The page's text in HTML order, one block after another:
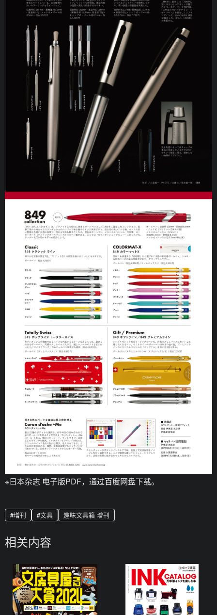
※日本杂志 电子版PDF，通过百度网盘下载。
增刊 文具 趣味文具箱 增刊
相关内容